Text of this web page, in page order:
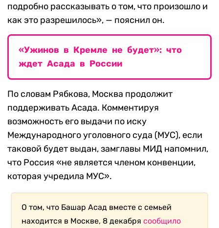
подробно рассказывать о том, что произошло и
как это разрешилось», — пояснил он.
«Ужинов в Кремле не будет»: что
ждет Асада в России
По словам Рябкова, Москва продолжит
поддерживать Асада. Комментируя
возможность его выдачи по иску
Международного уголовного суда (МУС), если
таковой будет выдан, замглавы МИД напомнил,
что Россия «не является членом конвенции,
которая учредила МУС».
О том, что Башар Асад вместе с семьей
находится в Москве, 8 декабрясообщило